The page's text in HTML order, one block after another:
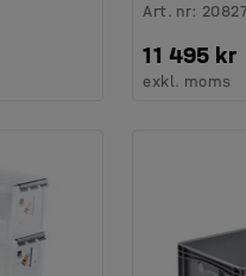
Art. nr: 20827
11 495 kr
exkl. moms